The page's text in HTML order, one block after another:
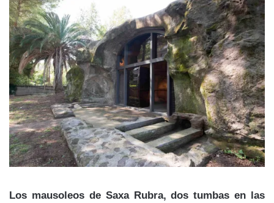
Los mausoleos de Saxa Rubra, dos tumbas en las